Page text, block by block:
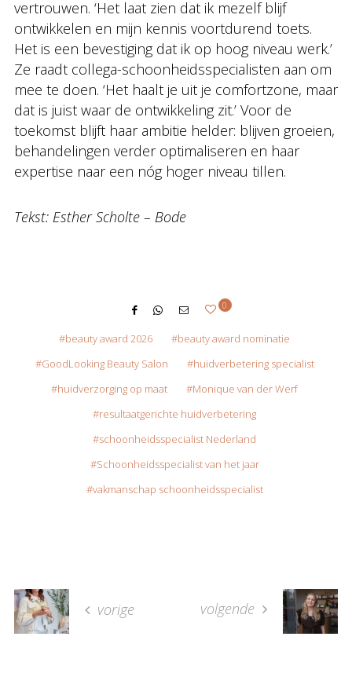
vertrouwen. ‘Het laat zien dat ik mezelf blijf
ontwikkelen en mijn kennis voortdurend toets.
Het is een bevestiging dat ik op hoog niveau werk.’
Ze raadt collega-schoonheidsspecialisten aan om
mee te doen. ‘Het haalt je uit je comfortzone, maar
dat is juist waar de ontwikkeling zit.’ Voor de
toekomst blijft haar ambitie helder: blijven groeien,
behandelingen verder optimaliseren en haar
expertise naar een nóg hoger niveau tillen.
Tekst: Esther Scholte – Bode
0
beauty award 2026
beauty award nominatie
GoodLooking Beauty Salon
huidverbetering specialist
huidverzorging op maat
Monique van der Werf
resultaatgerichte huidverbetering
schoonheidsspecialist Nederland
Schoonheidsspecialist van het jaar
vakmanschap schoonheidsspecialist
vorige volgende